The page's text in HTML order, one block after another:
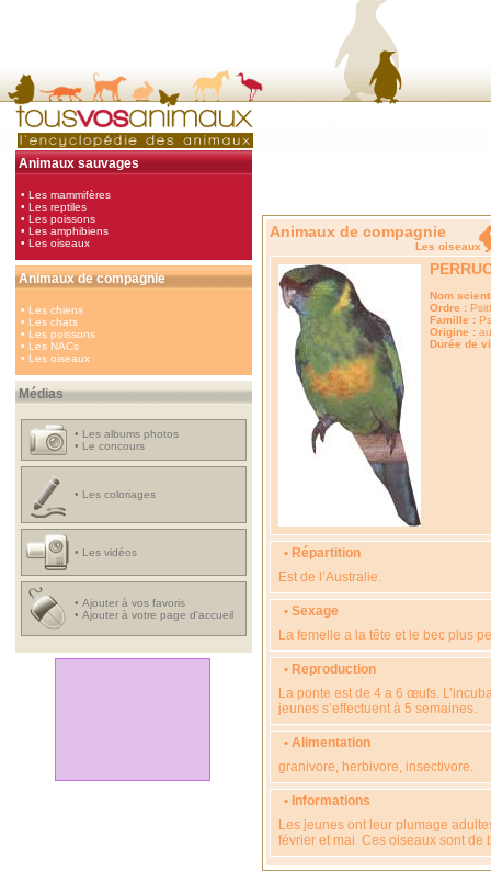
Animaux sauvages
• Les mammifères
• Les reptiles
• Les poissons
• Les amphibiens
• Les oiseaux
Animaux de compagnie
• Les chiens
• Les chats
• Les poissons
• Les NACs
• Les oiseaux
Médias
• Les albums photos
• Le concours
• Les coloriages
• Les vidéos
• Ajouter à vos favoris
• Ajouter à votre page d'accueil
Animaux de compagnie
Les
Nom
Ordre :
Famille :
Origine :
Durée de
• Répartition
Est de l’Australie.
• Sexage
La femelle a la tête et le bec plus
• Reproduction
La ponte est de 4 a 6 œufs.
jeunes s’effectuent à 5 semaines.
• Alimentation
granivore, herbivore, insectivore.
• Informations
Les jeunes ont leur plumage
février et mai. Ces oiseaux sont de